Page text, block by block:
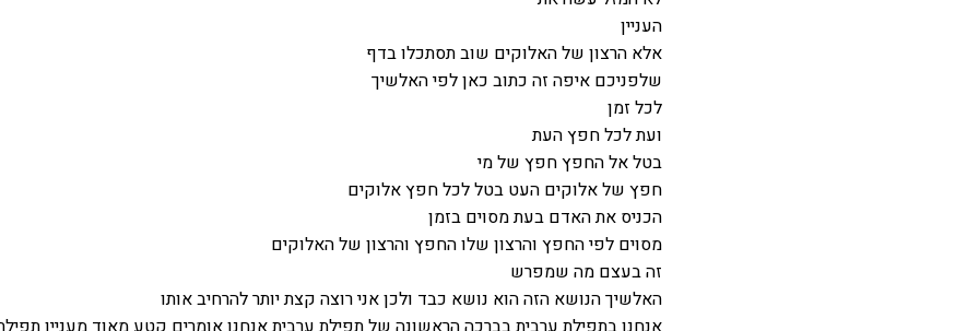
העניין
אלא הרצון של האלוקים שוב תסתכלו בדף
שלפניכם איפה זה כתוב כאן לפי האלשיך
לכל זמן
ועת לכל חפץ העת
בטל אל החפץ חפץ של מי
חפץ של אלוקים העט בטל לכל חפץ אלוקים
הכניס את האדם בעת מסוים בזמן
מסוים לפי החפץ והרצון שלו החפץ והרצון של האלוקים
זה בעצם מה שמפרש
האלשיך הנושא הזה הוא נושא כבד ולכן אני רוצה קצת יותר להרחיב אותו